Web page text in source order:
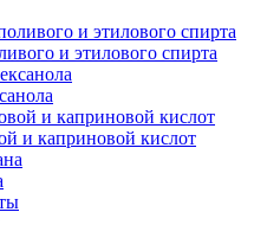
и этилового спирта
и каприновой кислот